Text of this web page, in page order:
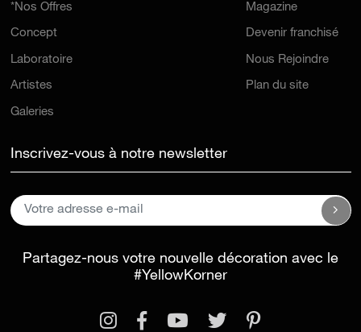
*Nos Offres
Concept
Laboratoire
Artistes
Galeries
Magazine
Devenir franchisé
Nous Rejoindre
Plan du site
Inscrivez-vous à notre newsletter
Partagez-nous votre nouvelle décoration avec le
#YellowKorner